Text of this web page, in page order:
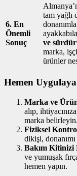
6. En
Önemli
Sonuç
tam yağlı
ve
marka,
ürünler
Hemen
Marka ve
alıp,
marka belirleyin.
Fiziksel
dikişi,
Bakım Kitinizi
ve yumuşak
hemen yapın.